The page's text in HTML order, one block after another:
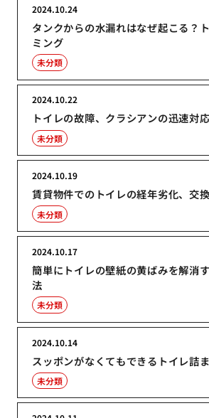
タンクからの水漏れはなぜ起こる？
ミング
2024.10.24
未分類
トイレの故障、クラシアンの迅速対
2024.10.22
未分類
賃貸物件でのトイレの経年劣化、交
2024.10.19
未分類
簡単にトイレの壁紙の黄ばみを解消
法
2024.10.17
未分類
スッポンがなくてもできるトイレ詰
2024.10.14
未分類